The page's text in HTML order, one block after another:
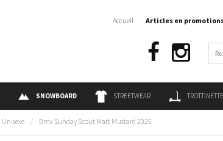
SNOWBOARD STREETWEAR TROTTINETTE
Accueil Articles en
Unisexe / Bmx Sunday Scout Matt Mustard 2025